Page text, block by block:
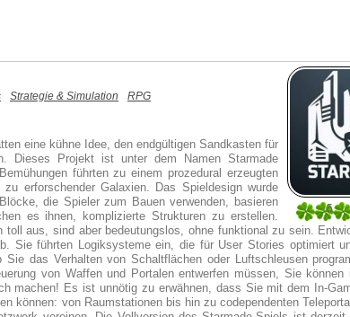
5
1
Strategie & Simulation RPG
eine kühne Idee, den endgültigen Sandkasten für
Dieses Projekt ist unter dem Namen Starmade
führten zu einem prozedural erzeugten
erforschender Galaxien. Das Spieldesign wurde
die Spieler zum Bauen verwenden, basieren
es ihnen, komplizierte Strukturen zu erstellen.
toll aus, sind aber bedeutungslos, ohne funktional zu sein.
Sie führten Logiksysteme ein, die für User Stories optimiert
Sie das Verhalten von Schaltflächen oder Luftschleusen
von Waffen und Portalen entwerfen müssen, Sie können
machen! Es ist unnötig zu erwähnen, dass Sie mit dem In-
können: von Raumstationen bis hin zu codependenten